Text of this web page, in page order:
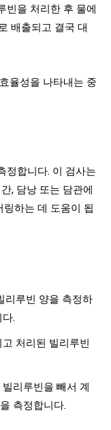
빈을 처리한 후 물에
배출되고 결국 대
율성을 나타내는 중
정합니다. 이 검사는
, 담낭 또는 담관에
하는 데 도움이 됩
리루빈 양을 측정하
.
처리된 빌리루빈
리루빈을 빼서 계
측정합니다.